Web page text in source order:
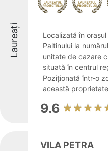
Laureați
Localizată în
Paltinului la
unitate de cazare
situată în centrul
Poziționată într-o
această
9.6
VILA PETRA